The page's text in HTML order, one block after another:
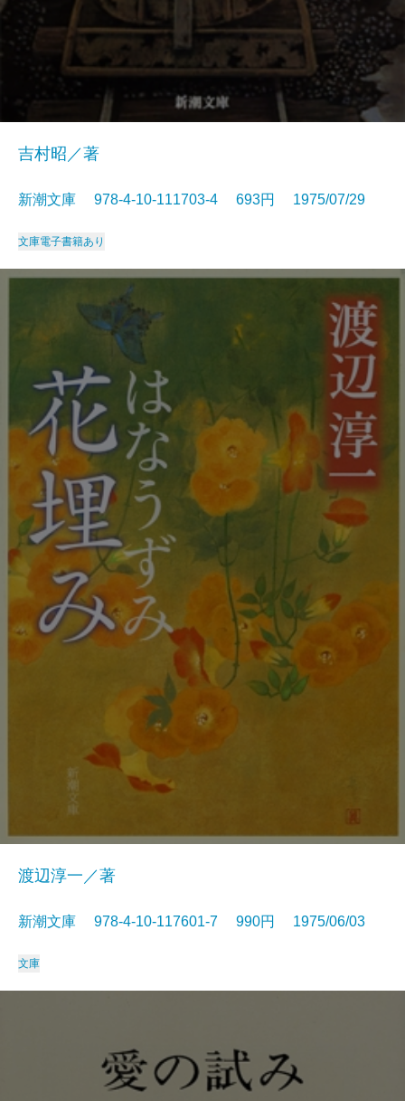
吉村昭／著
新潮文庫 978-4-10-111703-4 693円 1975/07/29
文庫電子書籍あり
渡辺淳一／著
新潮文庫 978-4-10-117601-7 990円 1975/06/03
文庫